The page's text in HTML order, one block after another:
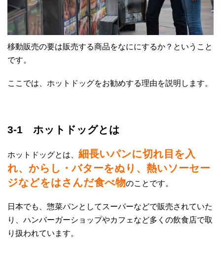
移動販売の要は販売する商品をなににするか？ということ
です。
ここでは、ホットドッグをお勧めする理由を説明します。
3-1 ホットドッグとは
ホットドッグとは、 細長いパンに切れ目を入
れ、からし・バターをぬり、熱いソーセー
ジなどをはさんだ食べ物のことです。
日本でも、惣菜パンとしてスーパーなどで販売されていた
り、ハンバーガーショップやカフェなど多くの飲食店で取
り扱われています。